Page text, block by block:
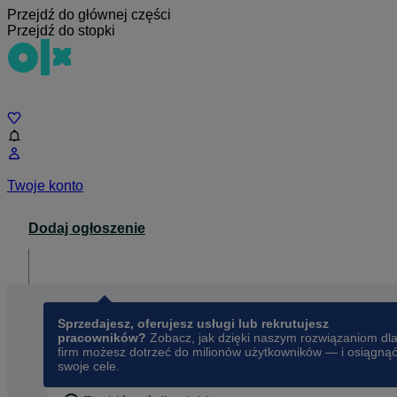
Przejdź do głównej części
Przejdź do stopki
Twoje konto
Dodaj ogłoszenie
Sprzedajesz, oferujesz usługi lub rekrutujesz
pracowników? Zobacz, jak dzięki naszym rozwiązaniom dla
firm możesz dotrzeć do milionów użytkowników — i osiągnąć
swoje cele.